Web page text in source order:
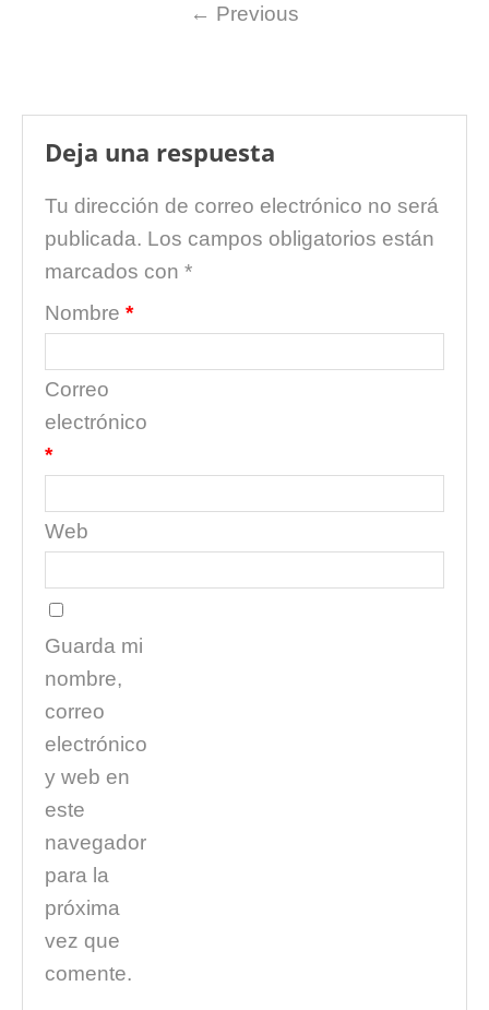
← Previous
Deja una respuesta
Tu dirección de correo electrónico no será
publicada. Los campos obligatorios están
marcados con *
Nombre *
Correo
electrónico
*
Web
Guarda mi
nombre,
correo
electrónico
y web en
este
navegador
para la
próxima
vez que
comente.